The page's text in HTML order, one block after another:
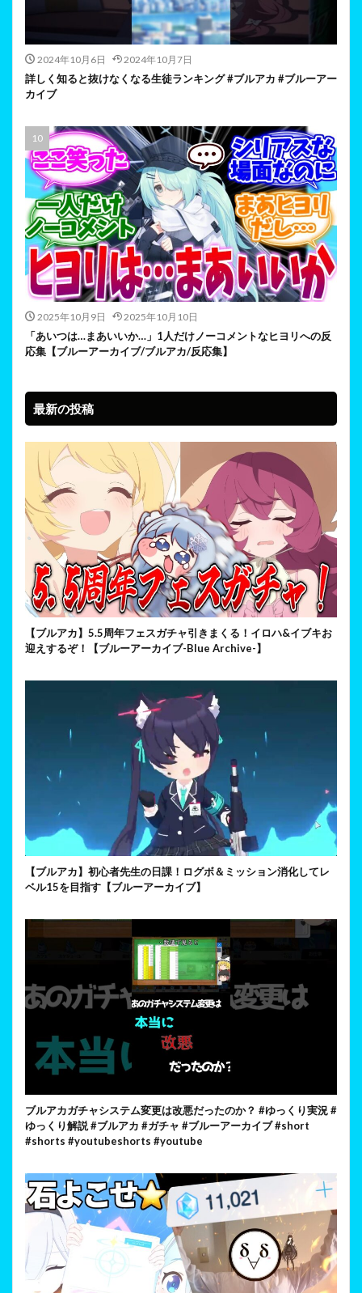
2024年10月6日 2024年10月7日
詳しく知ると抜けなくなる生徒ランキング #ブルアカ #ブルーアー
カイブ
2025年10月9日 2025年10月10日
「あいつは…まあいいか…」1人だけノーコメントなヒヨリへの反
応集【ブルーアーカイブ/ブルアカ/反応集】
最新の投稿
【ブルアカ】5.5周年フェスガチャ引きまくる！イロハ&イブキお
迎えするぞ！【ブルーアーカイブ-Blue Archive-】
【ブルアカ】初心者先生の日課！ログボ＆ミッション消化してレ
ベル15を目指す【ブルーアーカイブ】
ブルアカガチャシステム変更は改悪だったのか？ #ゆっくり実況 #
ゆっくり解説 #ブルアカ #ガチャ #ブルーアーカイブ #short
#shorts #youtubeshorts #youtube